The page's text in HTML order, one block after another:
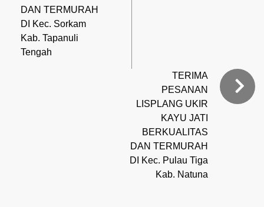
DAN TERMURAH
DI Kec. Sorkam
Kab. Tapanuli
Tengah
TERIMA
PESANAN
LISPLANG UKIR
KAYU JATI
BERKUALITAS
DAN TERMURAH
DI Kec. Pulau Tiga
Kab. Natuna